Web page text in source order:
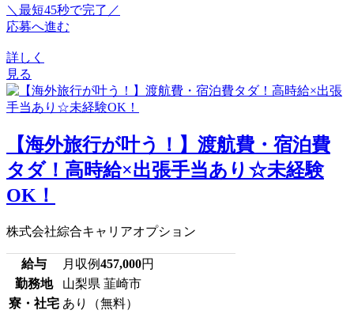
＼最短45秒で完了／
応募へ進む
詳しく
見る
【海外旅行が叶う！】渡航費・宿泊費
タダ！高時給×出張手当あり☆未経験
OK！
株式会社綜合キャリアオプション
給与 月収例457,000円
勤務地
山梨県 韮崎市
寮・社宅 あり（無料）